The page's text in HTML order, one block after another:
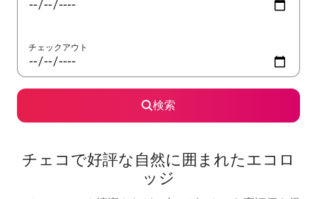
チェックアウト
検索
チェコで好評な自然に囲まれたエコロ
ッジ